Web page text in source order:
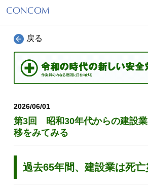
戻る
2026/06/01
第3回 昭和30年代からの建設
移をみてみる
過去65年間、建設業は死